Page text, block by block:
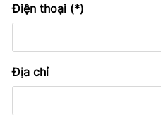
Điện thoại (*)
Địa chỉ